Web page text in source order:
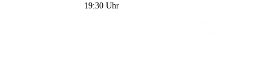
19:30 Uhr